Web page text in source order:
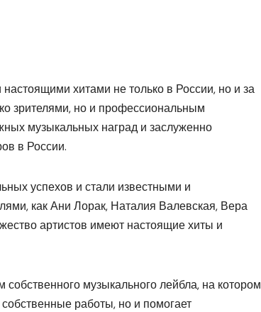
хитами не только в России, но и за
зрителями, но и профессиональным
музыкальных наград и заслуженно
в России.
успехов и стали известными и
как Ани Лорак, Наталия Валевская, Вера
артистов имеют настоящие хиты и
музыкального лейбла, на котором
работы, но и помогает